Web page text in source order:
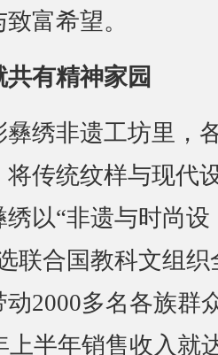
富希望。
有精神家园
绣非遗工坊里，
传统纹样与现代
以“非遗与时尚设
联合国教科文组织
2000多名各族群
上半年销售收入就